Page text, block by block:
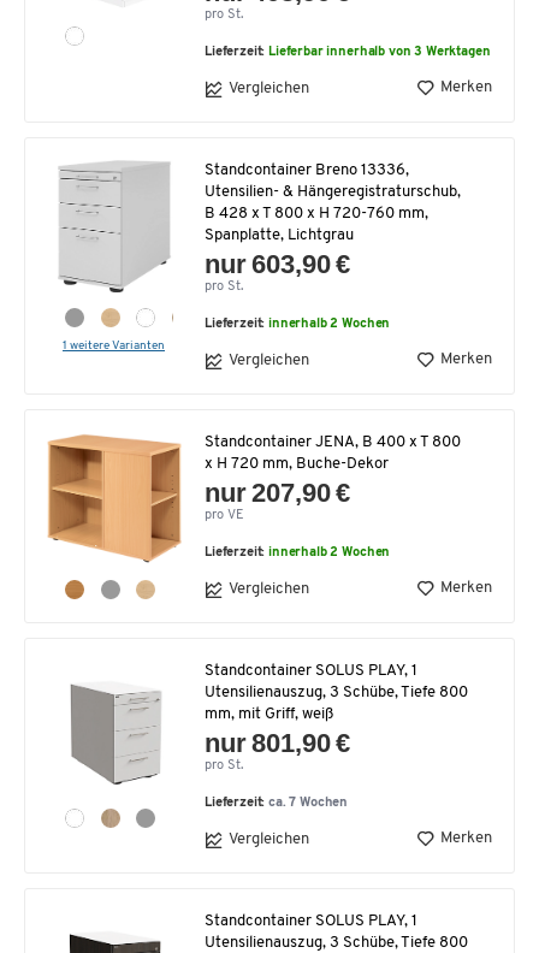
pro St.
Lieferzeit: Lieferbar innerhalb von 3 Werktagen
Vergleichen Merken
1 weitere Varianten
Standcontainer Breno 13336,
Utensilien- & Hängeregistraturschub,
B 428 x T 800 x H 720-760 mm,
Spanplatte, Lichtgrau
nur 603,90 €
pro St.
Lieferzeit:innerhalb 2 Wochen
Vergleichen Merken
Standcontainer JENA, B 400 x T 800
x H 720 mm, Buche-Dekor
nur 207,90 €
pro VE
Lieferzeit:innerhalb 2 Wochen
Vergleichen Merken
Standcontainer SOLUS PLAY, 1
Utensilienauszug, 3 Schübe, Tiefe 800
mm, mit Griff, weiß
nur 801,90 €
pro St.
Lieferzeit:ca. 7 Wochen
Vergleichen Merken
Standcontainer SOLUS PLAY, 1
Utensilienauszug, 3 Schübe, Tiefe 800